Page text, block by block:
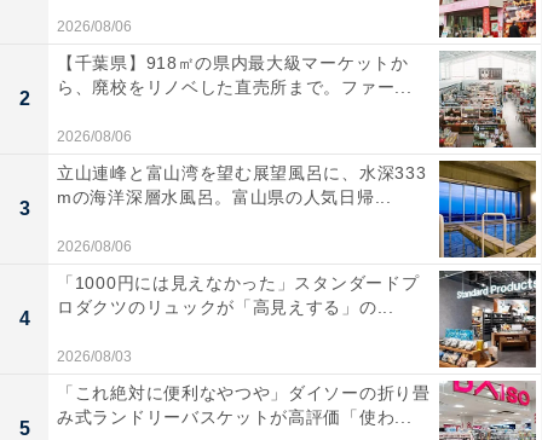
2026/08/06
2
【千葉県】918㎡の県内最大級マーケットか
ら、廃校をリノベした直売所まで。ファー...
2026/08/06
3
立山連峰と富山湾を望む展望風呂に、水深333
mの海洋深層水風呂。富山県の人気日帰...
2026/08/06
4
「1000円には見えなかった」スタンダードプ
ロダクツのリュックが「高見えする」の...
2026/08/03
5
「これ絶対に便利なやつや」ダイソーの折り畳
み式ランドリーバスケットが高評価「使わ...